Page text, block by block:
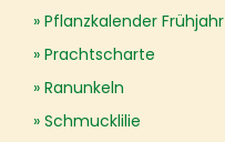
Pflanzkalender Frühjahr
Prachtscharte
Ranunkeln
Schmucklilie